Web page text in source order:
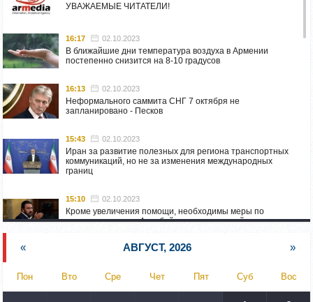
УВАЖАЕМЫЕ ЧИТАТЕЛИ!
16:17 02.10.2023
В ближайшие дни температура воздуха в Армении
постепенно снизится на 8-10 градусов
16:13 02.10.2023
Неформального саммита СНГ 7 октября не
запланировано - Песков
15:43 02.10.2023
Иран за развитие полезных для региона транспортных
коммуникаций, но не за изменения международных
границ
15:10 02.10.2023
Кроме увеличения помощи, необходимы меры по
пресечению угроз Азербайджана: испанский депутат
Азербайджан обстреляли автомобиль ВС Армении,
перевозивший продовольствие
« АВГУСТ, 2026 »
Пон Вто Сре Чет Пят Суб Вос